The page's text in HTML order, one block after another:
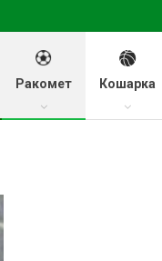
Ракомет Кошарка